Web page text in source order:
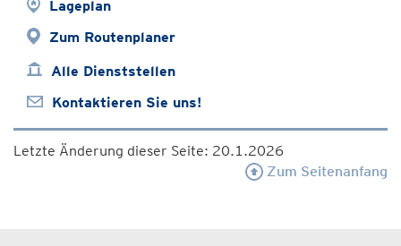
Lageplan
Zum Routenplaner
Alle Dienststellen
Kontaktieren Sie uns!
Letzte Änderung dieser Seite: 20.1.2026
Zum Seitenanfang